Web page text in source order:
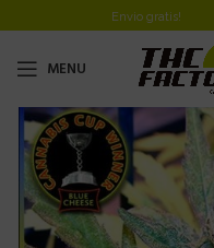
Envio gratis!
MENU